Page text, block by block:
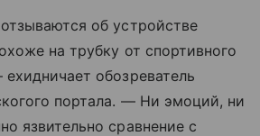
об устройстве
на трубку от спортивного
обозреватель
портала. — Ни эмоций, ни
язвительно сравнение с